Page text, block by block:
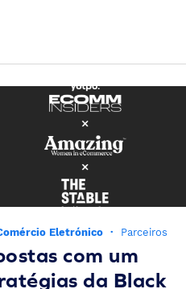
Eletrónico · Parceiros
com um
da Black